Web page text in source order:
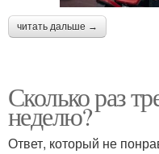
читать дальше →
Сколько раз
неделю?
Ответ, который не